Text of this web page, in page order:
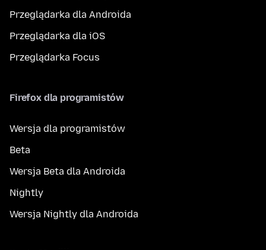
Przeglądarka dla Androida
Przeglądarka dla iOS
Przeglądarka Focus
Firefox dla programistów
Wersja dla programistów
Beta
Wersja Beta dla Androida
Nightly
Wersja Nightly dla Androida